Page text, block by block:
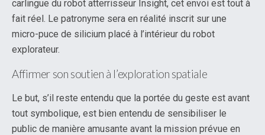
carlingue du robot atterrisseur Insight, cet envoi est tout à
fait réel. Le patronyme sera en réalité inscrit sur une
micro-puce de silicium placé à l’intérieur du robot
explorateur.
Affirmer son soutien à l’exploration spatiale
Le but, s’il reste entendu que la portée du geste est avant
tout symbolique, est bien entendu de sensibiliser le
public de manière amusante avant la mission prévue en